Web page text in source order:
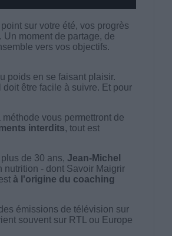
sur votre été, vos progrès
Un moment de partage, de
vers vos objectifs.
poids en se faisant plaisir.
doit être facile à suivre. Et pour
vous permettront de
interdits, tout est
de 30 ans, Jean-Michel
nutrition - dont Savoir Maigrir
à l'origine du coaching
émissions de télévision sur
souvent sur RTL ou Europe